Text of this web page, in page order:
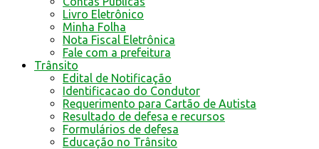
Livro Eletrônico
Minha Folha
Nota Fiscal Eletrônica
Fale com a prefeitura
Trânsito
Edital de Notificação
Identificacao do Condutor
Requerimento para Cartão de Autista
Resultado de defesa e recursos
Formulários de defesa
Educação no Trânsito